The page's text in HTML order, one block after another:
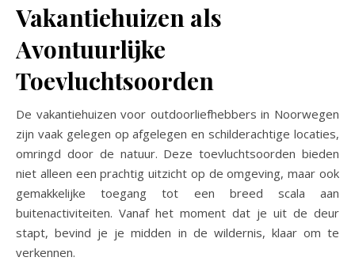
Vakantiehuizen als
Avontuurlijke
Toevluchtsoorden
De vakantiehuizen voor outdoorliefhebbers in Noorwegen
zijn vaak gelegen op afgelegen en schilderachtige locaties,
omringd door de natuur. Deze toevluchtsoorden bieden
niet alleen een prachtig uitzicht op de omgeving, maar ook
gemakkelijke toegang tot een breed scala aan
buitenactiviteiten. Vanaf het moment dat je uit de deur
stapt, bevind je je midden in de wildernis, klaar om te
verkennen.